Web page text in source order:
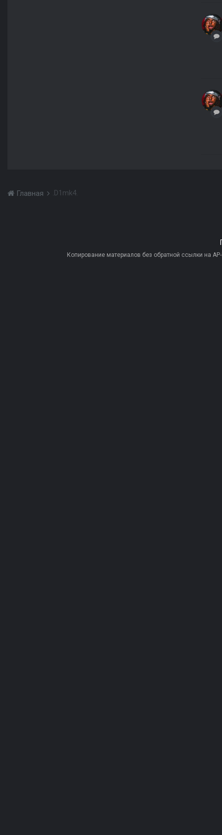
Главная .D1mk4.
Копирование материалов без обратной ссылки на